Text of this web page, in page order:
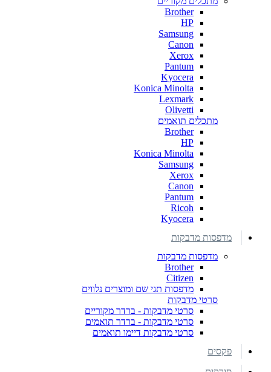
Brother
HP
Samsung
Canon
Xerox
Pantum
Kyocera
Konica Minolta
Lexmark
Olivetti
מתכלים תואמים
Brother
HP
Konica Minolta
Samsung
Xerox
Canon
Pantum
Ricoh
Kyocera
מדפסות מדבקות
מדפסות מדבקות
Brother
Citizen
מדפסות תגי שם ומוצרים נלווים
סרטי מדבקות
סרטי מדבקות - ברדר מקוריים
סרטי מדבקות - ברדר תואמים
סרטי מדבקות דיימו תואמים
פקסים